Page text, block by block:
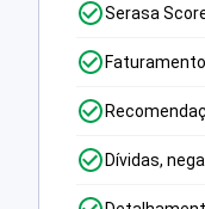
Serasa
Dívidas,